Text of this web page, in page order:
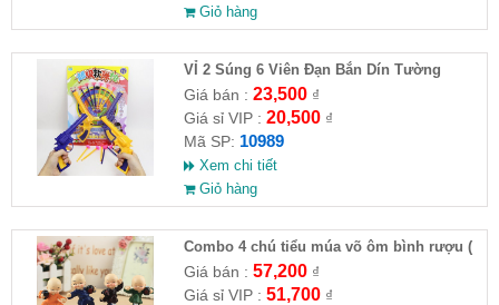
Giỏ hàng
VỈ 2 Súng 6 Viên Đạn Bắn Dín Tường
Giá bán : 23,500₫
Giá sỉ VIP : 20,500₫
Mã SP: 10989
Xem chi tiết
Giỏ hàng
Combo 4 chú tiểu múa võ ôm bình rượu (
HĐ )
Giá bán : 57,200₫
Giá sỉ VIP : 51,700₫